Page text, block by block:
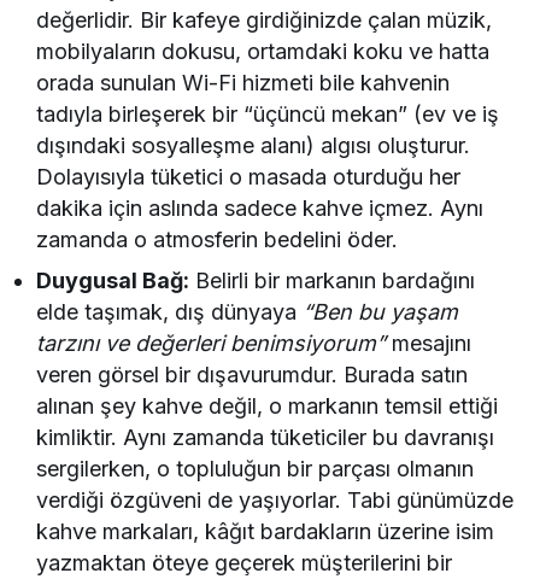
değerlidir. Bir kafeye girdiğinizde çalan müzik,
mobilyaların dokusu, ortamdaki koku ve hatta
orada sunulan Wi-Fi hizmeti bile kahvenin
tadıyla birleşerek bir “üçüncü mekan” (ev ve iş
dışındaki sosyalleşme alanı) algısı oluşturur.
Dolayısıyla tüketici o masada oturduğu her
dakika için aslında sadece kahve içmez. Aynı
zamanda o atmosferin bedelini öder.
Duygusal Bağ: Belirli bir markanın bardağını
elde taşımak, dış dünyaya “Ben bu yaşam
tarzını ve değerleri benimsiyorum”mesajını
veren görsel bir dışavurumdur. Burada satın
alınan şey kahve değil, o markanın temsil ettiği
kimliktir. Aynı zamanda tüketiciler bu davranışı
sergilerken, o topluluğun bir parçası olmanın
verdiği özgüveni de yaşıyorlar. Tabi günümüzde
kahve markaları, kâğıt bardakların üzerine isim
yazmaktan öteye geçerek müşterilerini bir